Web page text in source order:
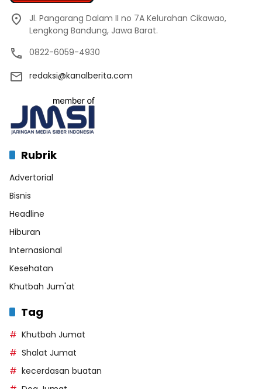
Jl. Pangarang Dalam II no 7A Kelurahan Cikawao,
Lengkong Bandung, Jawa Barat.
0822-6059-4930
redaksi@kanalberita.com
Rubrik
Advertorial
Bisnis
Headline
Hiburan
Internasional
Kesehatan
Khutbah Jum'at
Tag
Khutbah Jumat
Shalat Jumat
kecerdasan buatan